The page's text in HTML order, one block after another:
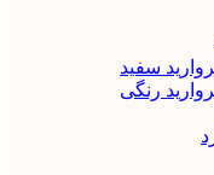
سفید
رنگی